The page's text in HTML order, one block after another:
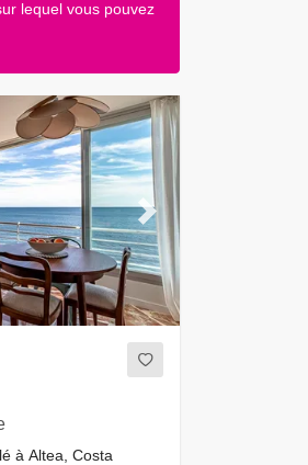
lequel vous pouvez
Next
à Altea, Costa